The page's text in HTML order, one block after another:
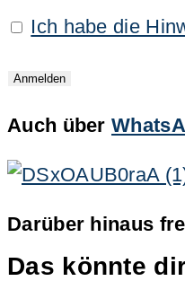
Ich habe die
Auch über
Darüber hinaus
Das könnte